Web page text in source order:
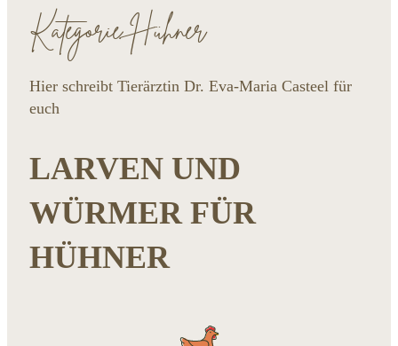
Kategorie Hühner
Hier schreibt Tierärztin Dr. Eva-Maria Casteel für
euch
LARVEN UND
WÜRMER FÜR
HÜHNER